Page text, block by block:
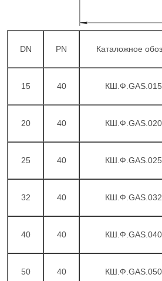
DN PN Каталожное
15 40
20 40
25 40
32 40
40 40
50 40